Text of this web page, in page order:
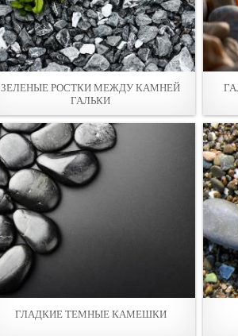
ЗЕЛЕНЫЕ РОСТКИ МЕЖДУ КАМНЕЙ
ГАЛЬКИ
ГЛАДКИЕ ТЕМНЫЕ КАМЕШКИ